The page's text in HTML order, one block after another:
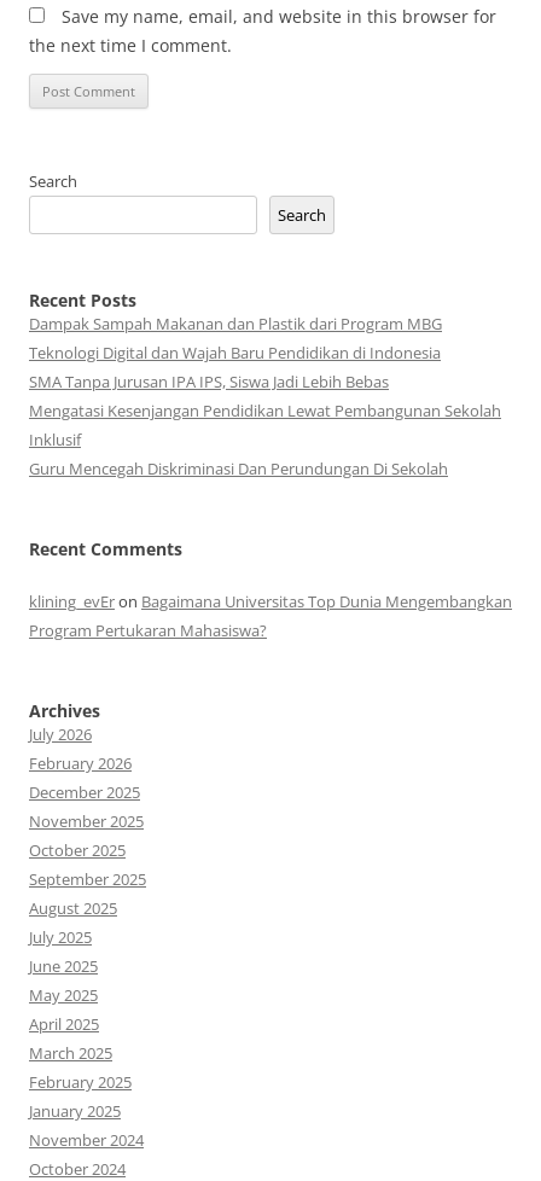
Save my name, email, and website in this browser for
the next time I comment.
Search
Search
Recent Posts
Dampak Sampah Makanan dan Plastik dari Program MBG
Teknologi Digital dan Wajah Baru Pendidikan di Indonesia
SMA Tanpa Jurusan IPA IPS, Siswa Jadi Lebih Bebas
Mengatasi Kesenjangan Pendidikan Lewat Pembangunan Sekolah
Inklusif
Guru Mencegah Diskriminasi Dan Perundungan Di Sekolah
Recent Comments
klining_evEron Bagaimana Universitas Top Dunia Mengembangkan
Program Pertukaran Mahasiswa?
Archives
July 2026
February 2026
December 2025
November 2025
October 2025
September 2025
August 2025
July 2025
June 2025
May 2025
April 2025
March 2025
February 2025
January 2025
November 2024
October 2024